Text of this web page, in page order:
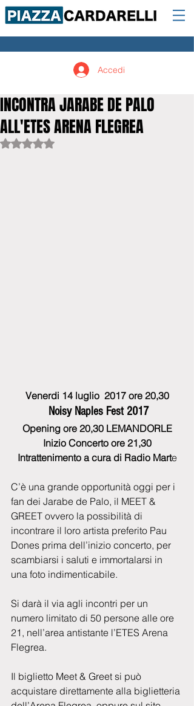
Accedi
INCONTRA JARABE DE PALO
ALL'ETES ARENA FLEGREA
Valutazione NaN stelle su 5.
Venerdi 14 luglio  2017 ore 20,30
Noisy Naples Fest 2017
Opening ore 20,30 LEMANDORLE
Inizio Concerto ore 21,30
Intrattenimento a cura di Radio Marte
C’è una grande opportunità oggi per i
fan dei Jarabe de Palo, il MEET &
GREET ovvero la possibilità di
incontrare il loro artista preferito Pau
Dones prima dell’inizio concerto, per
scambiarsi i saluti e immortalarsi in
una foto indimenticabile.
Si darà il via agli incontri per un
numero limitato di 50 persone alle ore
21, nell’area antistante l’ETES Arena
Flegrea.
Il biglietto Meet & Greet si può
acquistare direttamente alla biglietteria